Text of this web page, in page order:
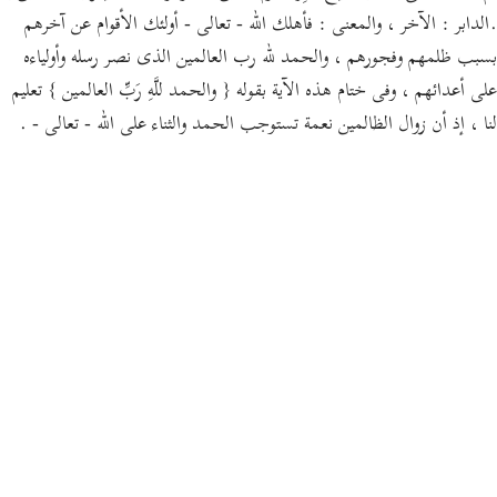
.الدابر : الآخر ، والمعنى : فأهلك الله - تعالى - أولئك الأقوام عن آخرهم
بسبب ظلمهم وفجورهم ، والحمد لله رب العالمين الذى نصر رسله وأولياءه
على أعدائهم ، وفى ختام هذه الآية بقوله { والحمد للَّهِ رَبِّ العالمين } تعليم
لنا ، إذ أن زوال الظالمين نعمة تستوجب الحمد والثناء على الله - تعالى - .